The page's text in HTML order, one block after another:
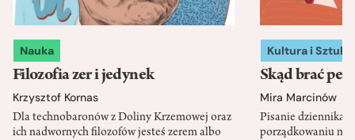
Nauka
Filozofia zer i jedynek
Krzysztof Kornas
Dla technobaronów z Doliny Krzemowej oraz
ich nadwornych filozofów jesteś zerem albo
Kultura i Sztuka
Skąd brać
Mira Marcinów
Pisanie dziennika
porządkowaniu